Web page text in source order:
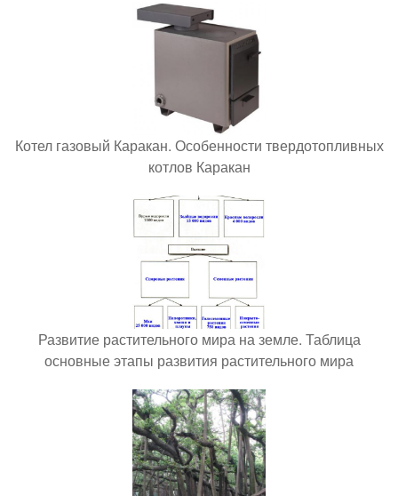
Котел газовый Каракан. Особенности твердотопливных
котлов Каракан
Развитие растительного мира на земле. Таблица
основные этапы развития растительного мира